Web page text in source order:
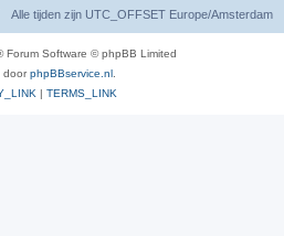
Alle tijden zijn UTC_OFFSET Europe/Amsterdam
Forum Software © phpBB Limited
doorphpBBservice.nl.
| TERMS_LINK